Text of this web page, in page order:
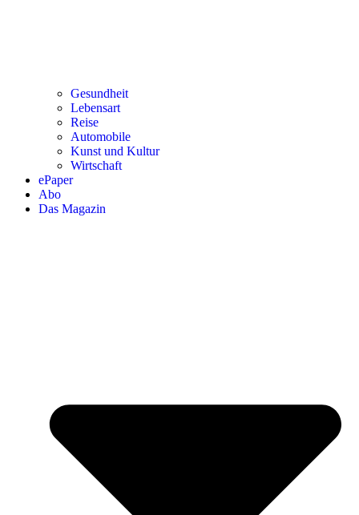
Gesundheit
Lebensart
Reise
Automobile
Kunst und Kultur
Wirtschaft
ePaper
Abo
Das Magazin